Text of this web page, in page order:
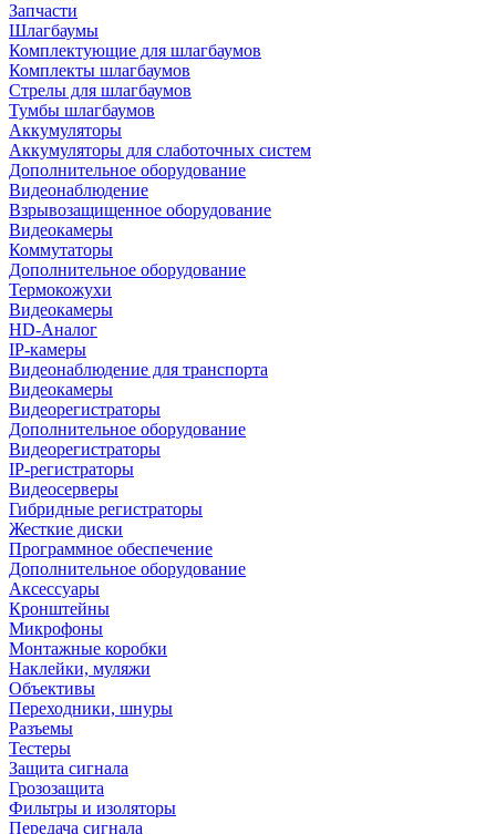
Запчасти
Шлагбаумы
Комплектующие для шлагбаумов
Комплекты шлагбаумов
Стрелы для шлагбаумов
Тумбы шлагбаумов
Аккумуляторы
Аккумуляторы для слаботочных систем
Дополнительное оборудование
Видеонаблюдение
Взрывозащищенное оборудование
Видеокамеры
Коммутаторы
Дополнительное оборудование
Термокожухи
Видеокамеры
HD-Аналог
IP-камеры
Видеонаблюдение для транспорта
Видеокамеры
Видеорегистраторы
Дополнительное оборудование
Видеорегистраторы
IP-регистраторы
Видеосерверы
Гибридные регистраторы
Жесткие диски
Программное обеспечение
Дополнительное оборудование
Аксессуары
Кронштейны
Микрофоны
Монтажные коробки
Наклейки, муляжи
Объективы
Переходники, шнуры
Разъемы
Тестеры
Защита сигнала
Грозозащита
Фильтры и изоляторы
Передача сигнала